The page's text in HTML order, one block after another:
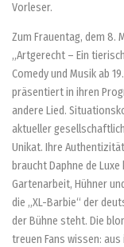
Vorleser.
Zum Frauentag, dem 8.
„Artgerecht – Ein
Comedy und Musik ab
präsentiert in ihren
andere Lied.
aktueller
Unikat. Ihre
braucht Daphne de
Gartenarbeit, Hühner
die „XL-Barbie“ der
der Bühne steht. Die
treuen Fans wissen: